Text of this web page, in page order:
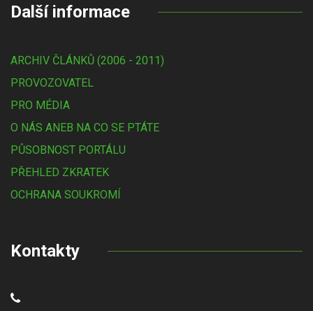
Další informace
ARCHIV ČLÁNKŮ (2006 - 2011)
PROVOZOVATEL
PRO MÉDIA
O NÁS ANEB NA CO SE PTÁTE
PŮSOBNOST PORTÁLU
PŘEHLED ZKRATEK
OCHRANA SOUKROMÍ
Kontakty